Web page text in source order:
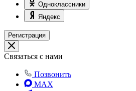
Одноклассники
Яндекс
Регистрация
Связаться с нами
Позвонить
MAX